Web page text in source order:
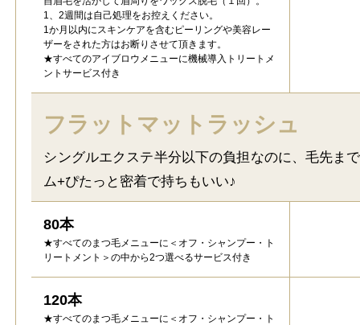
1、2週間は自己処理をお控えください。
1か月以内にスキンケアを含むピーリングや美容レー
ザーをされた方はお断りさせて頂きます。
★すべてのアイブロウメニューに機械導入トリートメ
ントサービス付き
フラットマットラッシュ
シングルエクステ半分以下の負担なのに、毛先ま
ム+ぴたっと密着で持ちもいい♪
80本
★すべてのまつ毛メニューに＜オフ・シャンプー・ト
リートメント＞の中から2つ選べるサービス付き
120本
★すべてのまつ毛メニューに＜オフ・シャンプー・ト